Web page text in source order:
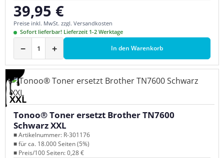
Regulärer Preis:
39,95 €
Preise inkl. MwSt. zzgl. Versandkosten
Sofort lieferbar! Lieferzeit 1-2 Werktage
− + In den Warenkorb
XXL
Tonoo® Toner ersetzt Brother TN7600
Schwarz XXL
■ Artikelnummer: R-301176
■ für ca. 18.000 Seiten (5%)
■ Preis/100 Seiten: 0,28 €